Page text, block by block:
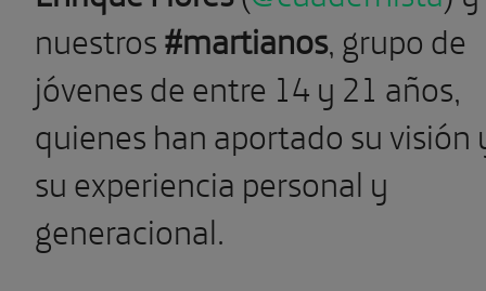
nuestros#martianos, grupo de
jóvenes de entre 14 y 21 años,
quieneshan aportadosu visión
su experiencia personal y
generacional.